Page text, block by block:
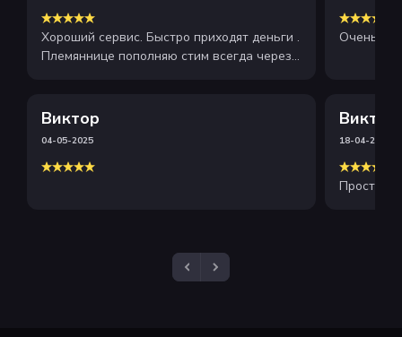
Хороший сервис. Быстро приходят деньги .
Племяннице пополняю стим всегда через
Очень
Виктор
04-05-2025
Виктор
18-04-2025
Просто и